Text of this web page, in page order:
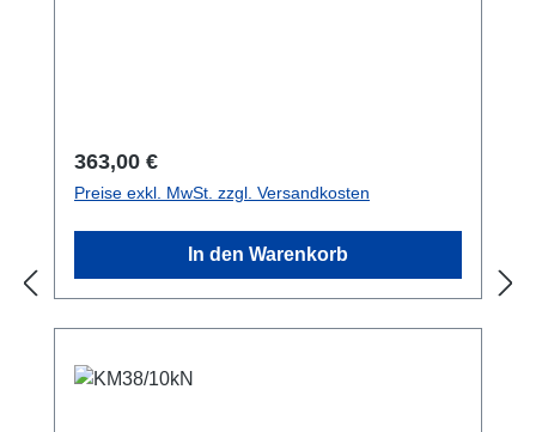
Bauteilprüfungen in einer Temperaturkammer
bis 150 Grad Celsius möglich. Datenblatt
Regulärer Preis:
363,00 €
Preise exkl. MwSt. zzgl. Versandkosten
In den Warenkorb